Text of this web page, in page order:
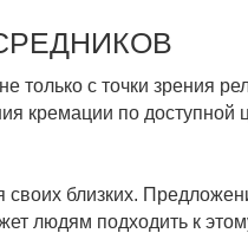
с точки зрения
кремации по доступной
своих близких.
людям подходить к